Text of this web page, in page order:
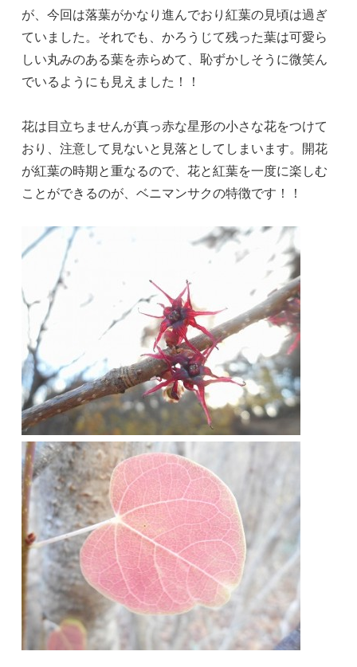
が、今回は落葉がかなり進んでおり紅葉の見頃は過ぎ
ていました。それでも、かろうじて残った葉は可愛ら
しい丸みのある葉を赤らめて、恥ずかしそうに微笑ん
でいるようにも見えました！！
花は目立ちませんが真っ赤な星形の小さな花をつけて
おり、注意して見ないと見落としてしまいます。開花
が紅葉の時期と重なるので、花と紅葉を一度に楽しむ
ことができるのが、ベニマンサクの特徴です！！